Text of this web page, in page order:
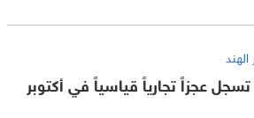
الهند
تسجل عجزاً تجارياً قياسياً في أكتوبر